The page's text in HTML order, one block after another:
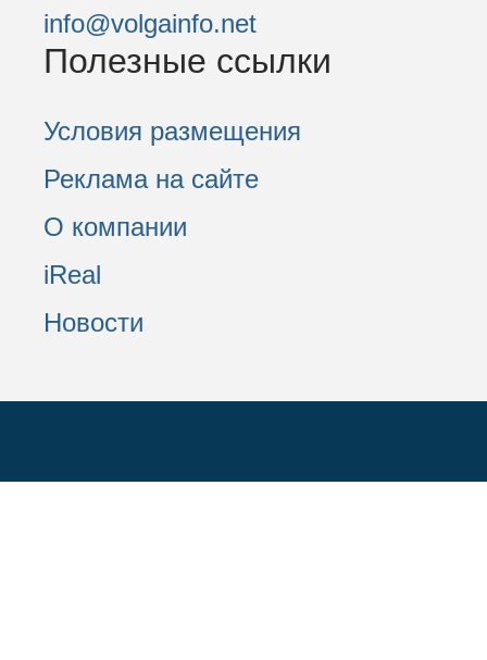
info@volgainfo.net
Полезные ссылки
Условия размещения
Реклама на сайте
О компании
iReal
Новости